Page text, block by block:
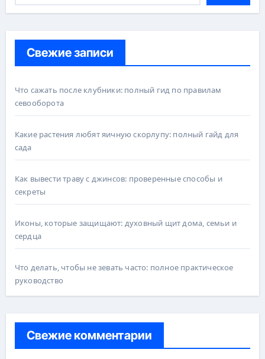
Свежие записи
Что сажать после клубники: полный гид по правилам
севооборота
Какие растения любят яичную скорлупу: полный гайд для
сада
Как вывести траву с джинсов: проверенные способы и
секреты
Иконы, которые защищают: духовный щит дома, семьи и
сердца
Что делать, чтобы не зевать часто: полное практическое
руководство
Свежие комментарии